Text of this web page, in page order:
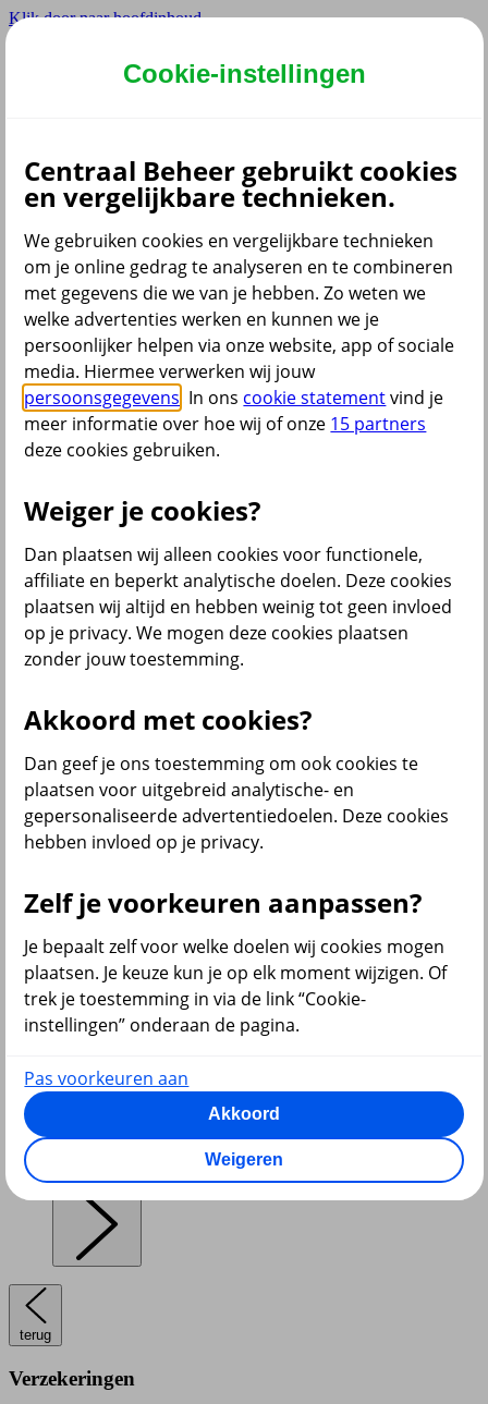
Klik door naar hoofdinhoud
Hoofdmenu navigatie
Adviseur
Partner
Dyslexie lettertype
Aan / Uit
Cookies aanpassen
CoBrowsing
Start
Menu
Producten
Situaties Klantenservice
Sparen
Pensioen en lijfrente
Hypotheek
terug
Verzekeringen
Cookie-instellingen
Centraal Beheer gebruikt cookies
en vergelijkbare technieken.
We gebruiken cookies en vergelijkbare technieken
om je online gedrag te analyseren en te combineren
met gegevens die we van je hebben. Zo weten we
welke advertenties werken en kunnen we je
persoonlijker helpen via onze website, app of sociale
media. Hiermee verwerken wij jouw
persoonsgegevens . In ons cookie statementvind je
meer informatie over hoe wij of onze 15 partners
deze cookies gebruiken.
Weiger je cookies?
Dan plaatsen wij alleen cookies voor functionele,
affiliate en beperkt analytische doelen. Deze cookies
plaatsen wij altijd en hebben weinig tot geen invloed
op je privacy. We mogen deze cookies plaatsen
zonder jouw toestemming.
Akkoord met cookies?
Dan geef je ons toestemming om ook cookies te
plaatsen voor uitgebreid analytische- en
gepersonaliseerde advertentiedoelen. Deze cookies
hebben invloed op je privacy.
Zelf je voorkeuren aanpassen?
Je bepaalt zelf voor welke doelen wij cookies mogen
plaatsen. Je keuze kun je op elk moment wijzigen. Of
trek je toestemming in via de link “Cookie-
instellingen” onderaan de pagina.
Pas voorkeuren aan
Akkoord
Weigeren